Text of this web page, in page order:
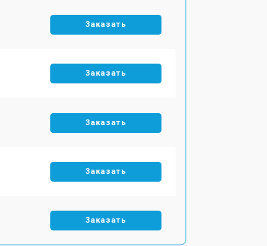
Заказать
Заказать
Заказать
Заказать
Заказать